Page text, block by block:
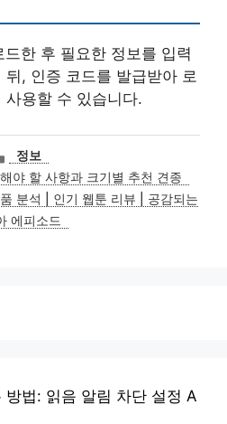
한 후 필요한 정보를 입력
, 인증 코드를 발급받아 로
사용할 수 있습니다.
카
테
고
리
정보
야 할 사항과 크기별 추천 견종
분석 | 인기 웹툰 리뷰 | 공감되는
에피소드
방법: 읽음 알림 차단 설정 A